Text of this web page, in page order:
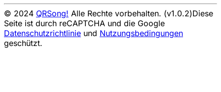
© 2024 QRSong! Alle Rechte vorbehalten. (v1.0.2)Diese
Seite ist durch reCAPTCHA und die Google
Datenschutzrichtlinie und Nutzungsbedingungen
geschützt.